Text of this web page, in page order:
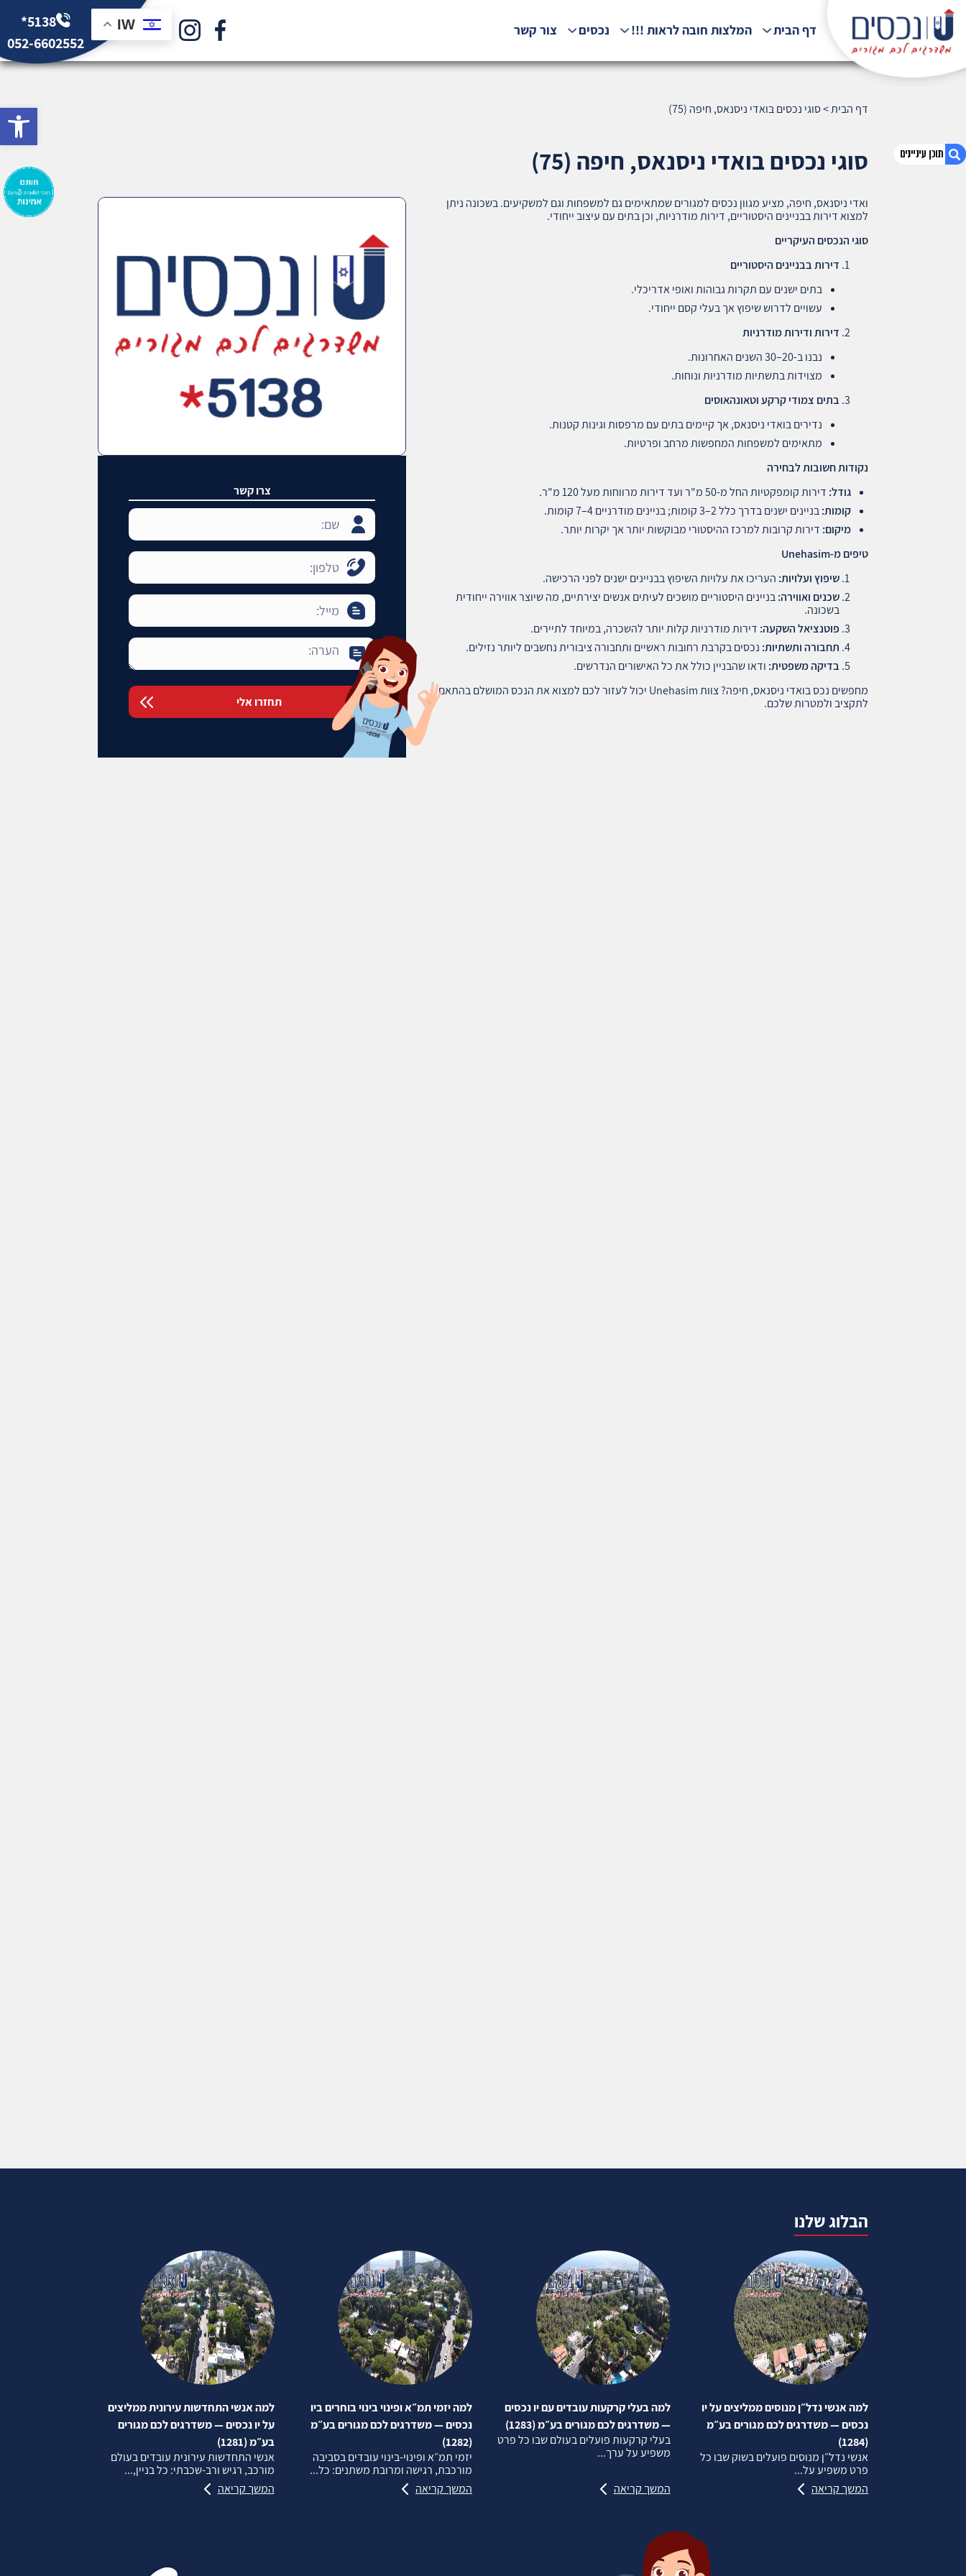
דף הבית המלצות חובה לראות !!! נכסים צור קשר IW
*5138
052-6602552
דף הבית>סוגי נכסים בואדי ניסנאס, חיפה (75)
סוגי נכסים בואדי ניסנאס, חיפה (75)
ואדי ניסנאס, חיפה, מציע מגוון נכסים למגורים שמתאימים גם למשפחות וגם למשקיעים. בשכונה ניתן
למצוא דירות בבניינים היסטוריים, דירות מודרניות, וכן בתים עם עיצוב ייחודי.
סוגי הנכסים העיקריים
דירות בבניינים היסטוריים
בתים ישנים עם תקרות גבוהות ואופי אדריכלי.
עשויים לדרוש שיפוץ אך בעלי קסם ייחודי.
דירות ודירות מודרניות
נבנו ב-20–30 השנים האחרונות.
מצוידות בתשתיות מודרניות ונוחות.
בתים צמודי קרקע וטאונהאוסים
נדירים בואדי ניסנאס, אך קיימים בתים עם מרפסות וגינות קטנות.
מתאימים למשפחות המחפשות מרחב ופרטיות.
נקודות חשובות לבחירה
גודל: דירות קומפקטיות החל מ-50 מ"ר ועד דירות מרווחות מעל 120 מ"ר.
קומות:בניינים ישנים בדרך כלל 2–3 קומות; בניינים מודרניים 4–7 קומות.
מיקום: דירות קרובות למרכז ההיסטורי מבוקשות יותר אך יקרות יותר.
טיפים מ-Unehasim
שיפוץ ועלויות: העריכו את עלויות השיפוץ בבניינים ישנים לפני הרכישה.
שכנים ואווירה:בניינים היסטוריים מושכים לעיתים אנשים יצירתיים, מה שיוצר אווירה ייחודית
בשכונה.
פוטנציאל השקעה: דירות מודרניות קלות יותר להשכרה, במיוחד לתיירים.
תחבורה ותשתיות: נכסים בקרבת רחובות ראשיים ותחבורה ציבורית נחשבים ליותר נזילים.
בדיקה משפטית: ודאו שהבניין כולל את כל האישורים הנדרשים.
מחפשים נכס בואדי ניסנאס, חיפה? צוות Unehasim יכול לעזור לכם למצוא את הנכס המושלם בהתאם
לתקציב ולמטרות שלכם.
צרו קשר
הבלוג שלנו
למה אנשי נדל״ן מנוסים ממליצים על יו
נכסים — משדרגים לכם מגורים בע״מ
(1284)
אנשי נדל״ן מנוסים פועלים בשוק שבו כל
פרט משפיע על...
המשך קריאה
למה בעלי קרקעות עובדים עם יו נכסים
— משדרגים לכם מגורים בע״מ (1283)
בעלי קרקעות פועלים בעולם שבו כל פרט
משפיע על ערך...
המשך קריאה
למה יזמי תמ״א ופינוי בינוי בוחרים ביו
נכסים — משדרגים לכם מגורים בע״מ
(1282)
יזמי תמ״א ופינוי‑בינוי עובדים בסביבה
מורכבת, רגישה ומרובת משתנים: כל...
המשך קריאה
למה אנשי התחדשות עירונית ממליצים
על יו נכסים — משדרגים לכם מגורים
בע״מ (1281)
אנשי התחדשות עירונית עובדים בעולם
מורכב, רגיש ורב‑שכבתי: כל בניין,...
המשך קריאה